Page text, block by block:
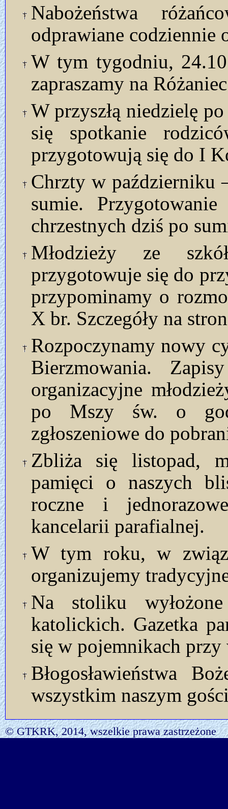
Nabożeństwa
odprawiane codziennie
W tym tygodniu,
zapraszamy na
W przyszłą niedzielę
się spotkanie
przygotowują się do I
Chrzty w październiku
sumie.
chrzestnych dziś po
Młodzieży ze
przygotowuje się do
przypominamy o
X br. Szczegóły na
Rozpoczynamy nowy
Bierzmowania.
organizacyjne
po Mszy św. o
zgłoszeniowe do
Zbliża się listopad,
pamięci o naszych
roczne i
kancelarii parafialnej.
W tym roku, w
organizujemy
Na stoliku
katolickich. Gazetka
się w pojemnikach przy
Błogosławieństwa
wszystkim naszym
© GTKRK, 2014, wszelkie prawa zastrzeżone